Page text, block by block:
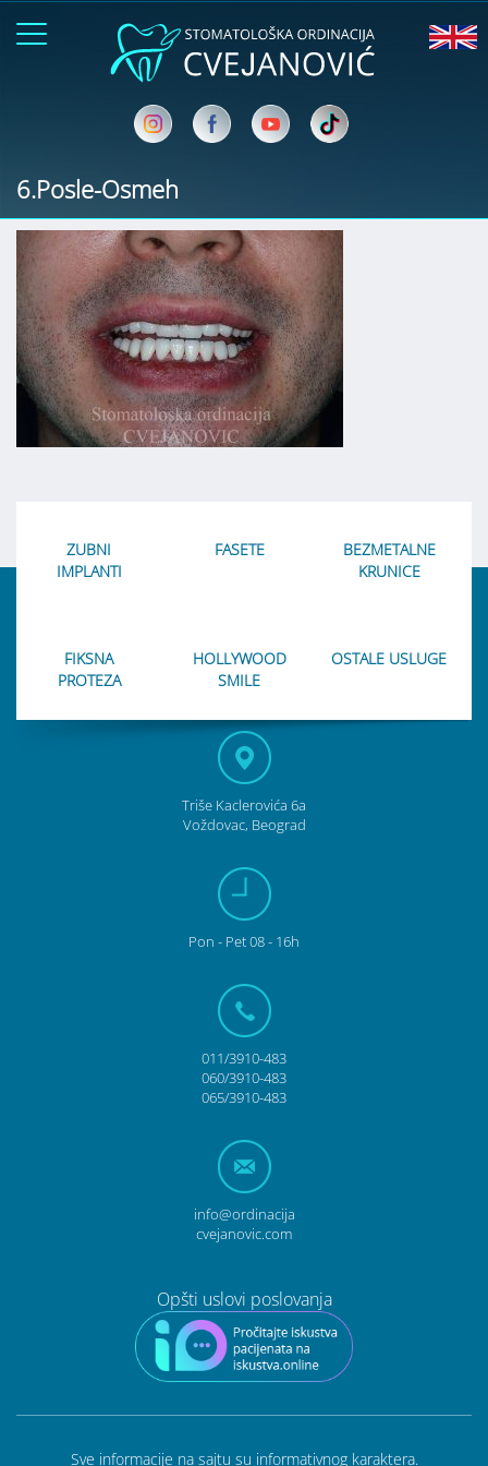
6.Posle-Osmeh
ZUBNI
IMPLANTI
FASETE
BEZMETALNE
KRUNICE
FIKSNA
PROTEZA
HOLLYWOOD
SMILE
OSTALE USLUGE
Triše Kaclerovića 6a
Voždovac, Beograd
Pon - Pet08 - 16h
011/3910-483
060/3910-483
065/3910-483
info@ordinacija
cvejanovic.com
Opšti uslovi poslovanja
Sve informacije na sajtu su informativnog karaktera.